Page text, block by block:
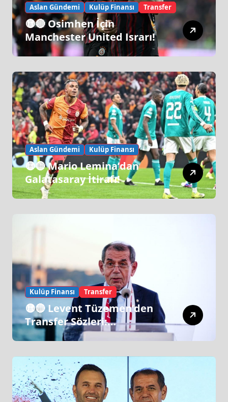
Aslan Gündemi Kulüp Finansı Transfer
🟡🔴 Osimhen İçin
Manchester United Israrı!
Aslan Gündemi Kulüp Finansı
🟡🔴 Mario Lemina’dan
Galatasaray İtirafı!
Kulüp Finansı Transfer
🟡🔴 Levent Tüzemen’den
Transfer Sözleri:
“Galatasaray’ın Zirve